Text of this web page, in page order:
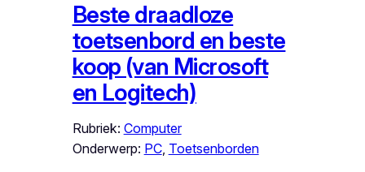
Beste draadloze
toetsenbord en beste
koop (van Microsoft
en Logitech)
Rubriek: Computer
Onderwerp: PC, Toetsenborden